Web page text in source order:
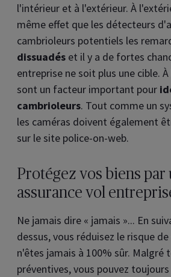
l'intérieur et à l'extérieur. À
même effet que les détecteurs
cambrioleurs potentiels les
dissuadés et il y a de fortes
entreprise ne soit plus une cible.
sont un facteur important pour
cambrioleurs. Tout comme un
les caméras doivent également
sur le site police-on-web.
Protégez vos biens par
assurance vol
Ne jamais dire « jamais »... En
dessus, vous réduisez le risque
n'êtes jamais à 100% sûr. Malgré
préventives, vous pouvez